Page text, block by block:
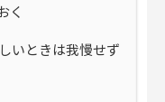
く
いときは我慢せず